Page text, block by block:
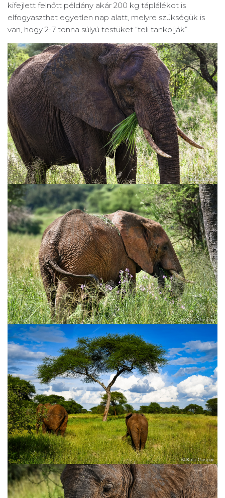
kifejlett felnőtt példány akár 200 kg táplálékot is
elfogyaszthat egyetlen nap alatt, melyre szükségük is
van, hogy 2-7 tonna súlyú testüket “teli tankolják”.